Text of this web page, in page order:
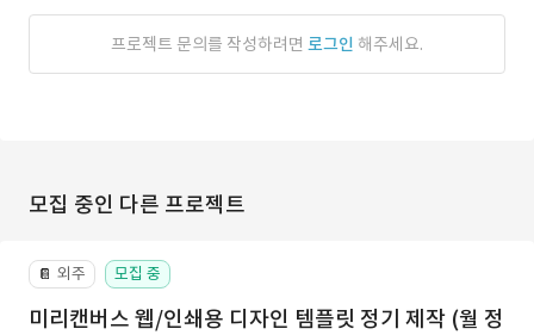
프로젝트 문의를 작성하려면 로그인 해주세요.
모집 중인 다른 프로젝트
📔 외주 모집 중
미리캔버스 웹/인쇄용 디자인 템플릿 정기 제작 (월 정